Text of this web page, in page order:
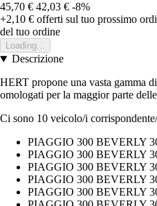
45,70 € 42,03 € -8%
+2,10 € offerti sul tuo prossimo
del tuo ordine
Loading...
Descrizione
HERT propone una vasta gamma
omologati per la maggior parte
Ci sono 10 veicolo/i
PIAGGIO 300 BEVERLY
PIAGGIO 300 BEVERLY
PIAGGIO 300 BEVERLY
PIAGGIO 300 BEVERLY
PIAGGIO 300 BEVERLY